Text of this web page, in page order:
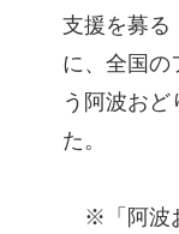
支援を募る
に、全国の
う阿波おど
た。
※「阿波